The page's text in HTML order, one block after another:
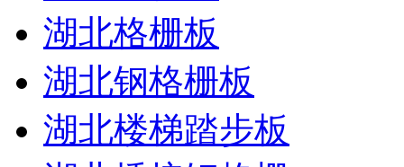
湖北格栅板
湖北钢格栅板
湖北楼梯踏步板